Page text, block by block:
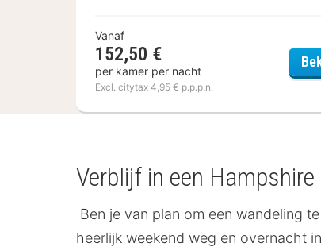
Vanaf
152,50 €
per kamer per nacht
Excl. citytax 4,95 € p.p.p.n.
Verblijf in een
Ben je van plan om een wandeling
heerlijk weekend weg en overnacht